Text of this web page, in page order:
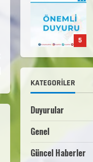
5
KATEGORILER
Duyurular
Genel
Güncel Haberler